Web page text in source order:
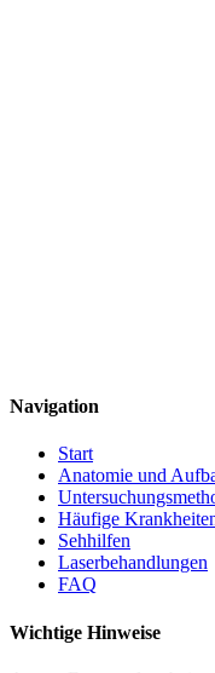
Navigation
Start
Anatomie und
Häufige
Sehhilfen
Laserbehandlungen
FAQ
Wichtige Hinweise